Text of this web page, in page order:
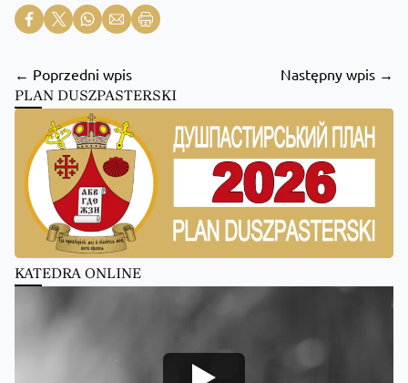
← Poprzedni wpis Następny wpis →
PLAN DUSZPASTERSKI
KATEDRA ONLINE